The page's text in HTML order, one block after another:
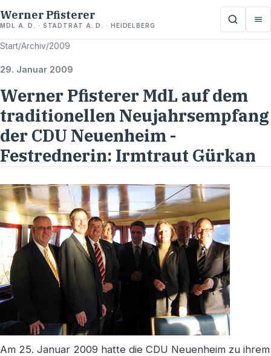
Werner Pfisterer
MDL A. D. · STADTRAT A. D. · HEIDELBERG
Start/Archiv/2009
29. Januar 2009
Werner Pfisterer MdL auf dem
traditionellen Neujahrsempfang
der CDU Neuenheim -
Festrednerin: Irmtraut Gürkan
Am 25. Januar 2009 hatte die CDU Neuenheim zu ihrem